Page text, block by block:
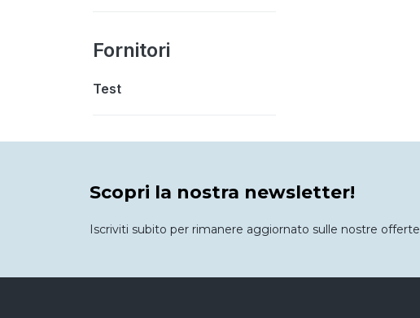
Fornitori
Test
Scopri la nostra newsletter!
Iscriviti subito per rimanere aggiornato sulle nostre offerte